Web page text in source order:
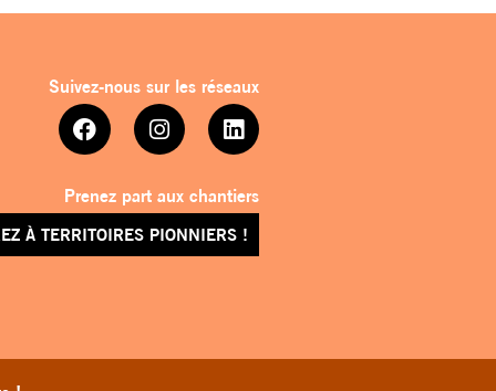
Suivez-nous sur les réseaux
Prenez part aux chantiers
À TERRITOIRES PIONNIERS !